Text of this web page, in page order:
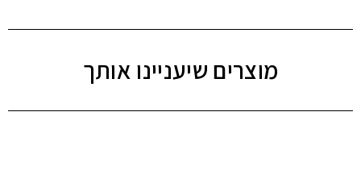
מוצרים שיעניינו אותך